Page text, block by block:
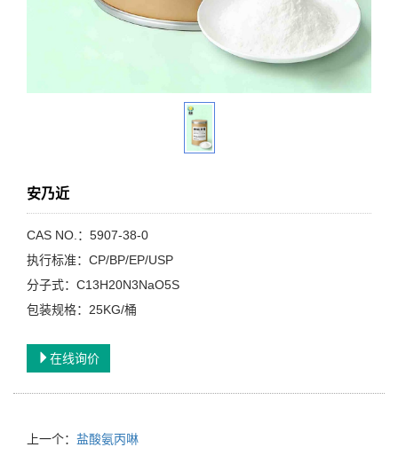
安乃近
CAS NO.：5907-38-0
执行标准：CP/BP/EP/USP
分子式：C13H20N3NaO5S
包装规格：25KG/桶
在线询价
上一个： 盐酸氨丙啉